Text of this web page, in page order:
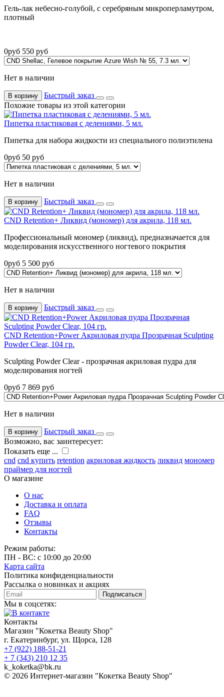
Гель-лак небесно-голубой, с серебряным микроперламутром,
плотный
0руб 550 руб
Нет в наличии
В корзину
Быстрый заказ
Похожие товары из этой категории
Пипетка пластиковая с делениями, 5 мл.
Пипетка для набора жидкости из специального полиэтилена
0руб 50 руб
Нет в наличии
В корзину Быстрый заказ
CND Retention+ Ликвид (мономер) для акрила, 118 мл.
Профессиональный мономер (ликвид), предназначается для
моделирования искусственного ногтевого покрытия
0руб 5 500 руб
Нет в наличии
В корзину Быстрый заказ
CND Retention+Power Акриловая пудра Прозрачная Sculpting
Powder Clear, 104 гр.
Sculpting Powder Clear - прозрачная акриловая пудра для
моделирования ногтей
0руб 7 869 руб
Нет в наличии
В корзину
Быстрый заказ
Возможно, вас заинтересует:
Показать еще ...
cnd cnd купить retention акриловая жидкость ликвид мономер
праймер для ногтей
О магазине
О нас
Доставка и оплата
FAQ
Отзывы
Контакты
Режим работы:
ПН - ВС: с 10:00 до 20:00
Карта сайта
Политика конфиденциальности
Рассылка о новинках и акциях
Подписаться
Мы в соцсетях:
Контакты
Магазин "Кокетка Beauty Shop"
г. Екатеринбург, ул. Щорса, 128
+7 (922) 188-51-21
+ 7 (343) 210 12 35
k_koketka@bk.ru
© 2026 Интернет-магазин "Кокетка Beauty Shop"